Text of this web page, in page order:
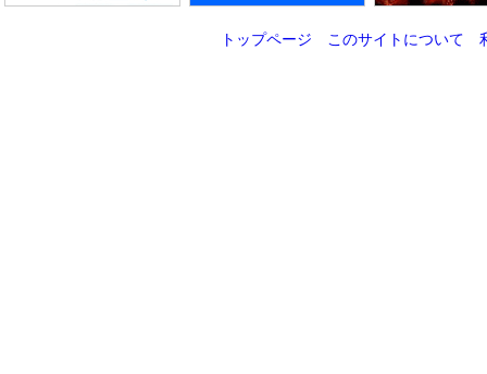
トップページ このサイトについて